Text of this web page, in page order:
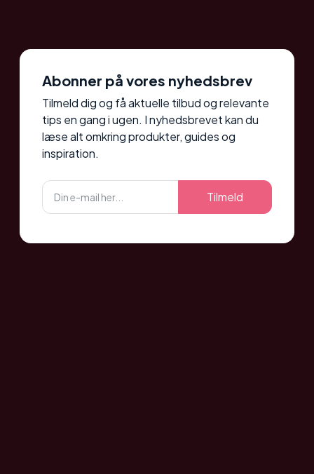
Abonner på vores nyhedsbrev
Tilmeld dig og få aktuelle tilbud og relevante
tips en gang i ugen. I nyhedsbrevet kan du
læse alt omkring produkter, guides og
inspiration.
Tilmeld